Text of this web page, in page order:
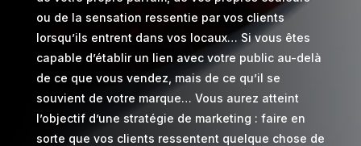
ou de la sensation ressentie par vos clients
lorsqu’ils entrent dans vos locaux… Si vous êtes
capable d’établir un lien avec votre public au-delà
de ce que vous vendez, mais de ce qu’il se
souvient de votre marque… Vous aurez atteint
l’objectif d’une stratégie de marketing : faire en
sorte que vos clients ressentent quelque chose de